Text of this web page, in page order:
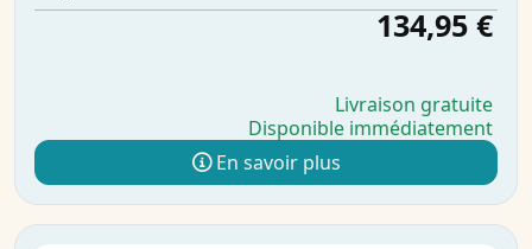
134,95 €
Livraison gratuite
Disponible immédiatement
En savoir plus